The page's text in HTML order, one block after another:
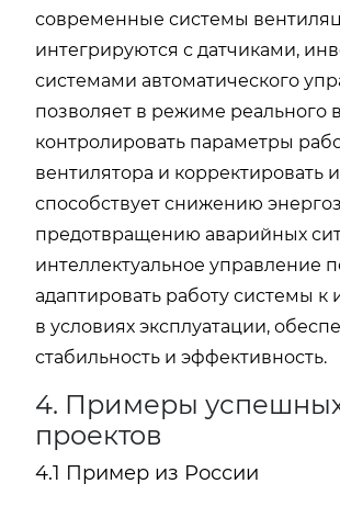
современные системы
интегрируются с датчиками,
системами автоматического
позволяет в режиме реального
контролировать параметры
вентилятора и корректировать
способствует снижению
предотвращению аварийных
интеллектуальное управление
адаптировать работу системы
в условиях эксплуатации,
стабильность и эффективность.
4. Примеры
проектов
4.1 Пример из России